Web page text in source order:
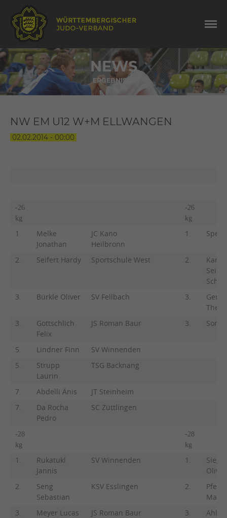
NEWS
ERGEBNISSE
NW EM U12 W+M ELLWANGEN
02.02.2014 - 00:00
-26
kg
-26
kg
1.
Melke
Jonathan
JC Kano
Heilbronn
1.
2. Seifert Hardy Sportschule West 2.
Seinal
3.
Bürkle Oliver SV Fellbach 3.
3.
Gottschlich
Felix
JS Roman Baur 3.
5. Lindner Finn
SV Winnenden
5.
Strupp
Laurin
TSG Backnang
7. Abdelli Änis
JT Steinheim
7.
Da Rocha
Pedro
SC Züttlingen
-28
kg
-28
kg
1.
Rukatukl
Jannis
SV Winnenden 1.
Olivia
2.
Seng
Sebastian
KSV Esslingen 2.
3.
Meyer Lucas JS Roman Baur 3.